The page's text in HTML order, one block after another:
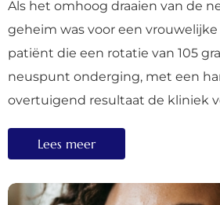
Als het omhoog draaien van de
geheim was voor een vrouwelijke
patiënt die een rotatie van 105
neuspunt onderging, met een
overtuigend resultaat de kliniek
Lees meer